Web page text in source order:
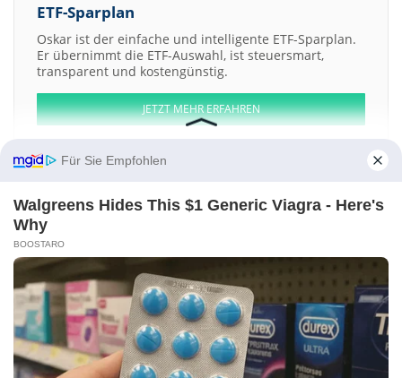
ETF-Sparplan
Oskar ist der einfache und intelligente ETF-Sparplan.
Er übernimmt die ETF-Auswahl, ist steuersmart,
transparent und kostengünstig.
JETZT MEHR ERFAHREN
Aktien ATX DAX EuroStoxx 50 Dow Jones NASDAQ 100 Nikkei 225
Mecanica Fina Zavod za geotehniku a.d.
Northern Sphere Mining
Willas-Array Electronics Canadian Utilities
Kontakt-Impressum-Werbung-Barrierefreiheit
Sitemap-Datenschutz-Disclaimer-AGB-Privatsphäre-Einstellungen
Für Sie Empfohlen
Walgreens Hides This $1 Generic Viagra - Here's
Why
BOOSTARO